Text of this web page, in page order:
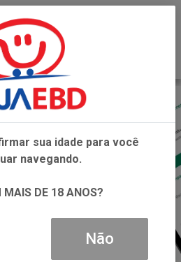
sua idade para você
navegando.
MAIS DE 18 ANOS?
Não